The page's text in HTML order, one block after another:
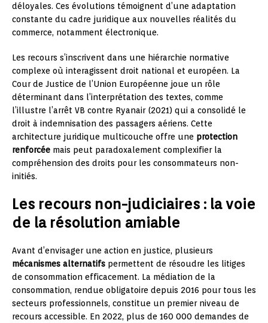
déloyales. Ces évolutions témoignent d’une adaptation
constante du cadre juridique aux nouvelles réalités du
commerce, notamment électronique.
Les recours s’inscrivent dans une hiérarchie normative
complexe où interagissent droit national et européen. La
Cour de Justice de l’Union Européenne joue un rôle
déterminant dans l’interprétation des textes, comme
l’illustre l’arrêt VB contre Ryanair (2021) qui a consolidé le
droit à indemnisation des passagers aériens. Cette
architecture juridique multicouche offre une protection
renforcée mais peut paradoxalement complexifier la
compréhension des droits pour les consommateurs non-
initiés.
Les recours non-judiciaires : la voie
de la résolution amiable
Avant d’envisager une action en justice, plusieurs
mécanismes alternatifs permettent de résoudre les litiges
de consommation efficacement. La médiation de la
consommation, rendue obligatoire depuis 2016 pour tous les
secteurs professionnels, constitue un premier niveau de
recours accessible. En 2022, plus de 160 000 demandes de